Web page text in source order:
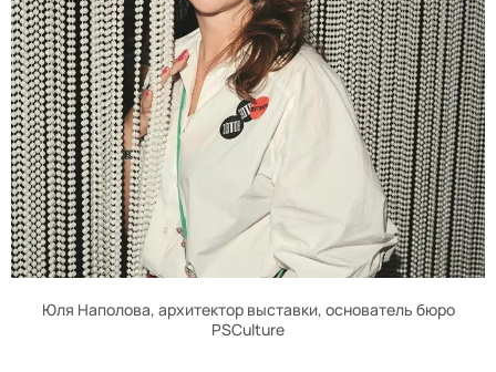
Юля Наполова, архитектор выставки, основатель бюро
PSCulture